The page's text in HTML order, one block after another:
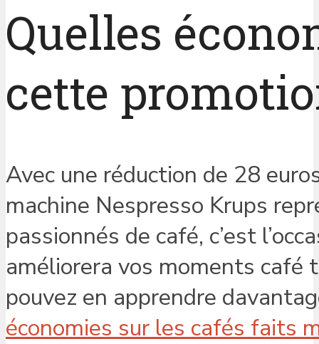
Quelles
cette
Avec une réduction de 28
machine Nespresso Krups
passionnés de café, c’est
améliorera vos moments
pouvez en apprendre
économies sur les cafés faits